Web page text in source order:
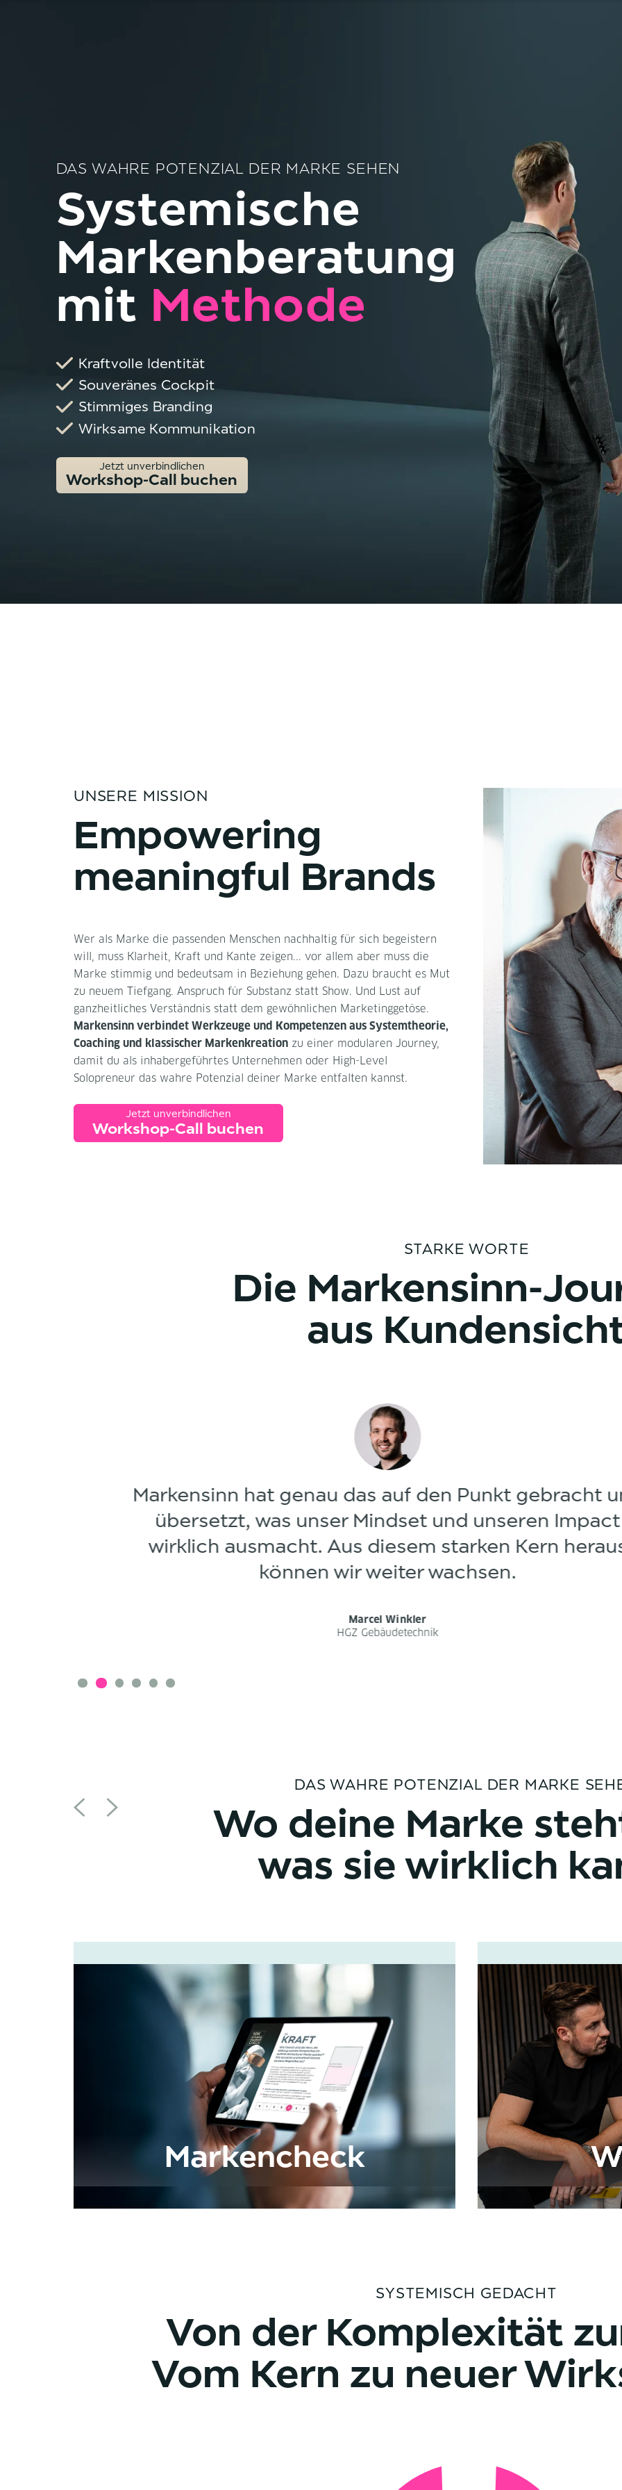
DAS WAHRE POTENZIAL DER MARKE SEHEN
Systemische
Marken­beratung
mit Methode
Kraftvolle Identität
Souveränes Cockpit
Stimmiges Branding
Wirksame Kommunikation
Jetzt unverbindlichen
Workshop-Call buchen
UNSERE MISSION
Empowering
meaningful Brands
Wer als Marke die passenden Menschen nachhaltig für sich begeistern
will, muss Klarheit, Kraft und Kante zeigen... vor allem aber muss die
Marke stimmig und bedeutsam in Beziehung gehen. Dazu braucht es Mut
zu neuem Tiefgang. Anspruch für Substanz statt Show. Und Lust auf
ganz­heitliches Verständnis statt dem gewöhnlichen Marketing­getöse.
Markensinn verbindet Werkzeuge und Kompetenzen aus System­theorie,
Coaching und klassischer Marken­kreation zu einer modularen Journey,
damit du als inhaber­geführtes Unter­nehmen oder High-Level
Solopreneur das wahre Potenzial deiner Marke entfalten kannst.
Jetzt unverbindlichen
Workshop-Call buchen
STARKE WORTE
Die Markensinn-
aus
Unsere Markensinn-Journey war intensiv
Und das war gut so,denn wir sind nicht nur
sondern auch als Unternehmer enorm daran
– und megastolz auf des Ergebnis!
Simon Schnetzer
Jugendforschung & Leadership-Coaching
DAS WAHRE POTENZIAL DER MARKE
Wo deine Marke
was sie wirklich
Markencheck
SYSTEMISCH GEDACHT
Von der Komplexität
Vom Kern zu neuer